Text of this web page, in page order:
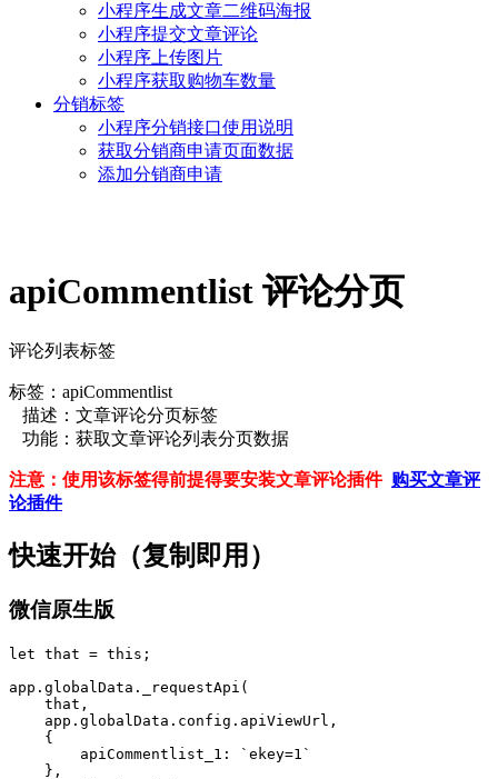
小程序生成文章二维码海报
小程序提交文章评论
小程序上传图片
小程序获取购物车数量
分销标签
小程序分销接口使用说明
获取分销商申请页面数据
添加分销商申请
apiCommentlist 评论分页
评论列表标签
标签：apiCommentlist
描述：文章评论分页标签
功能：获取文章评论列表分页数据
注意：使用该标签得前提得要安装文章评论插件 购买文章评
论插件
快速开始（复制即用）
微信原生版
let that = this;
app.globalData._requestApi(
that,
app.globalData.config.apiViewUrl,
{
apiCommentlist_1: `ekey=1`
},